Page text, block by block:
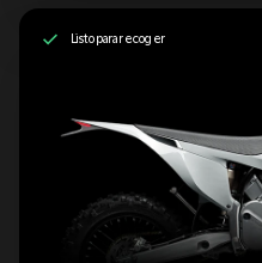
Listo para recoger